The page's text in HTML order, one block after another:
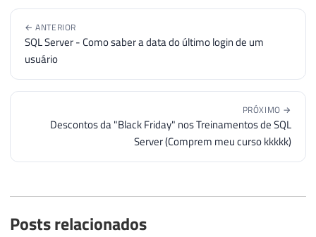
← ANTERIOR
SQL Server - Como saber a data do último login de um
usuário
PRÓXIMO →
Descontos da "Black Friday" nos Treinamentos de SQL
Server (Comprem meu curso kkkkk)
Posts relacionados